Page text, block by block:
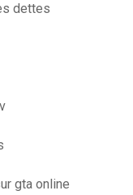
dettes
gta online